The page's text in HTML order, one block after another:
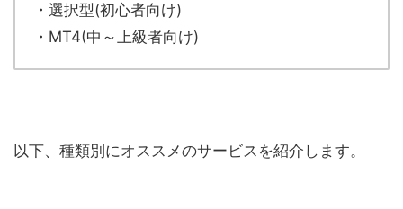
・選択型(初心者向け)
・MT4(中～上級者向け)
以下、種類別にオススメのサービスを紹介します。